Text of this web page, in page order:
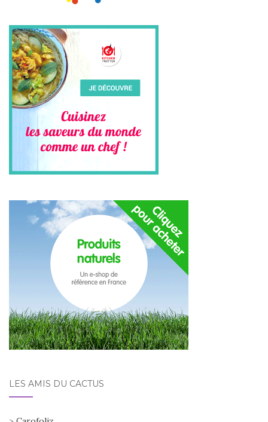
LES AMIS DU CACTUS